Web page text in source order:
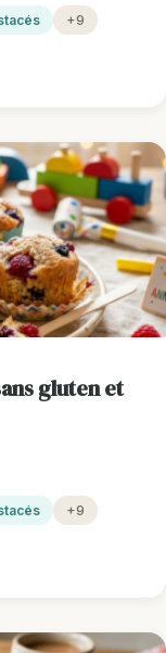
+9
gluten et
+9